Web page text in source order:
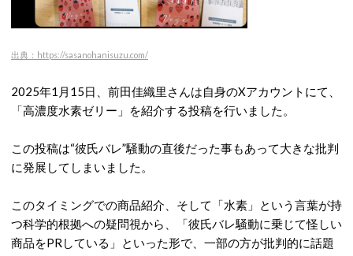
出典：https://sasanohanisuzu.com/
2025年1月15日、前田佳織里さんは自身のXアカウントにて、
「高濃度水素ゼリー」を紹介する投稿を行いました。
この投稿は“彼氏バレ”騒動の直後だった事もあって大きな批判
に発展してしまいました。
このタイミングでの商品紹介、そして「水素」という言葉が持
つ科学的根拠への疑問視から、「彼氏バレ騒動に乗じて怪しい
商品をPRしている」といった形で、一部の方が批判的に話題